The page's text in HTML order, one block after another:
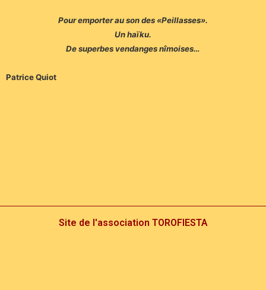
Pour emporter au son des «Peillasses».
Un haïku.
De superbes vendanges nîmoises…
Patrice Quiot
Site de l'association TOROFIESTA